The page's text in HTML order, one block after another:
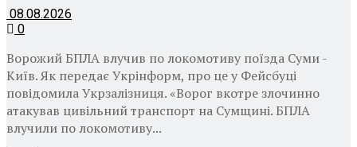
08.08.2026
0
Ворожий БПЛА влучив по локомотиву поїзда Суми -
Київ. Як передає Укрінформ, про це у Фейсбуці
повідомила Укрзалізниця. «Ворог вкотре злочинно
атакував цивільний транспорт на Сумщині. БПЛА
влучили по локомотиву...